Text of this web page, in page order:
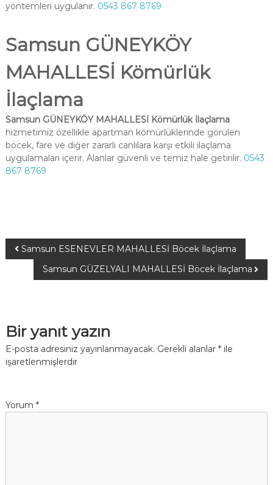
yöntemleri uygulanır. 0543 867 8769
Samsun GÜNEYKÖY
MAHALLESİ Kömürlük
İlaçlama
Samsun GÜNEYKÖY MAHALLESİ Kömürlük İlaçlama
hizmetimiz özellikle apartman kömürlüklerinde görülen
böcek, fare ve diğer zararlı canlılara karşı etkili ilaçlama
uygulamaları içerir. Alanlar güvenli ve temiz hale getirilir. 0543
867 8769
Samsun ESENEVLER MAHALLESİ Böcek İlaçlama
Samsun GÜZELYALI MAHALLESİ Böcek İlaçlama
Bir yanıt yazın
E-posta adresiniz yayınlanmayacak. Gerekli alanlar *ile
işaretlenmişlerdir
Yorum *